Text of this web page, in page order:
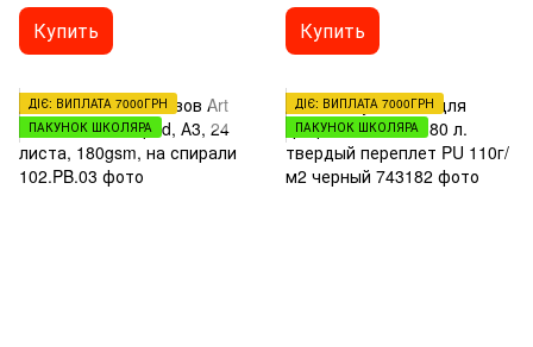
Купить Купить
ДІЄ: ВИПЛАТА 7000ГРН
ПАКУНОК ШКОЛЯРА
ДІЄ: ВИПЛАТА 7000ГРН
ПАКУНОК ШКОЛЯРА